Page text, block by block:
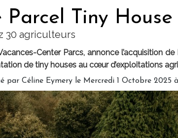
Tiny House
30 agriculteurs
Center Parcs, annonce l’acquisition de
de tiny houses au cœur d’exploitations
par Céline Eymery le Mercredi 1 Octobre 2025